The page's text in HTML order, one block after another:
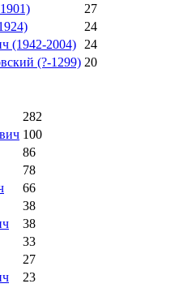
27
24
(1942-2004)
24
(?-1299) 20
282
100
86
78
66
38
38
33
27
23